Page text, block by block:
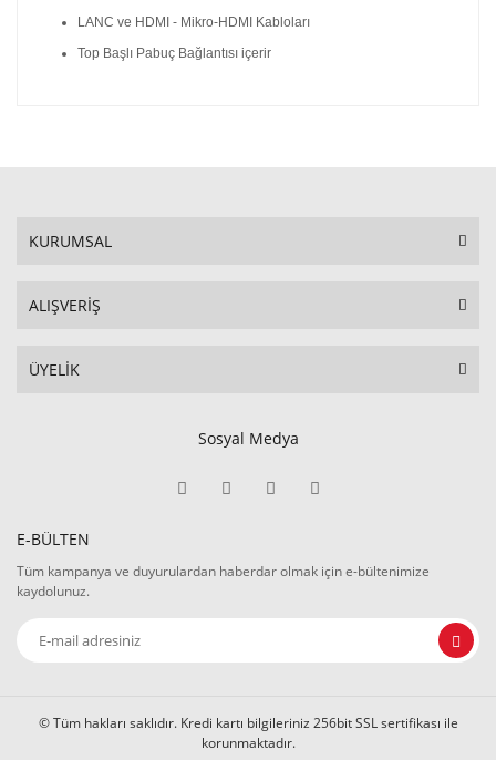
LANC ve HDMI - Mikro-HDMI Kabloları
Top Başlı Pabuç Bağlantısı içerir
KURUMSAL
ALIŞVERİŞ
ÜYELİK
Sosyal Medya
E-BÜLTEN
Tüm kampanya ve duyurulardan haberdar olmak için e-bültenimize
kaydolunuz.
© Tüm hakları saklıdır. Kredi kartı bilgileriniz 256bit SSL sertifikası ile
korunmaktadır.